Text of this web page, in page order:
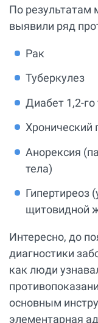
По результатам
выявили ряд
Рак
Туберкулез
Диабет 1,2-го
Хронический
Анорексия
тела)
Гипертиреоз
щитовидной
Интересно, до
диагностики
как люди
основным
элементарная